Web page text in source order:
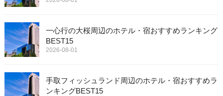
一心行の大桜周辺のホテル・宿おすすめランキング
BEST15
2026-08-01
手取フィッシュランド周辺のホテル・宿おすすめラ
ンキングBEST15